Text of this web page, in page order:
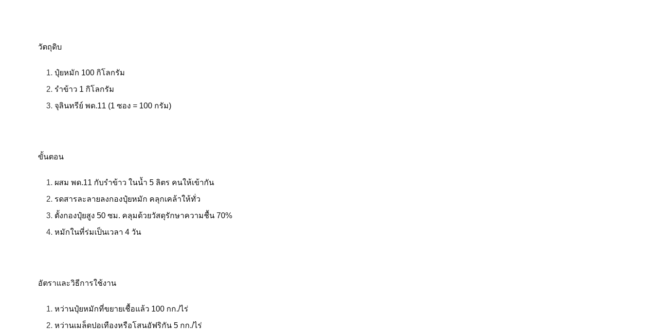
วัตถุดิบ
ปุ๋ยหมัก 100 กิโลกรัม
รำข้าว 1 กิโลกรัม
จุลินทรีย์ พด.11 (1 ซอง = 100 กรัม)
ขั้นตอน
ผสม พด.11 กับรำข้าว ในน้ำ 5 ลิตร คนให้เข้ากัน
รดสารละลายลงกองปุ๋ยหมัก คลุกเคล้าให้ทั่ว
ตั้งกองปุ๋ยสูง 50 ซม. คลุมด้วยวัสดุรักษาความชื้น 70%
หมักในที่ร่มเป็นเวลา 4 วัน
อัตราและวิธีการใช้งาน
หว่านปุ๋ยหมักที่ขยายเชื้อแล้ว 100 กก./ไร่
หว่านเมล็ดปอเทืองหรือโสนอัฟริกัน 5 กก./ไร่